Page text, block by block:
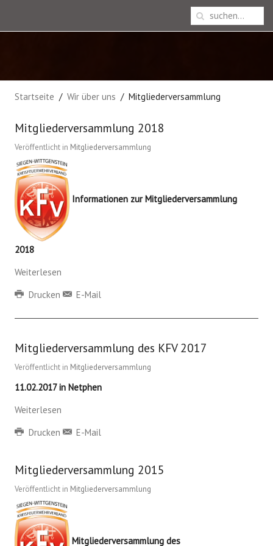
Startseite Wir über uns Mitgliederversammlung
Mitgliederversammlung 2018
Veröffentlicht in Mitgliederversammlung
Informationen zur Mitgliederversammlung
2018
Weiterlesen
Drucken
E-Mail
Mitgliederversammlung des KFV 2017
Veröffentlicht in Mitgliederversammlung
11.02.2017 in Netphen
Weiterlesen
Drucken
E-Mail
Mitgliederversammlung 2015
Veröffentlicht in Mitgliederversammlung
Mitgliederversammlung des